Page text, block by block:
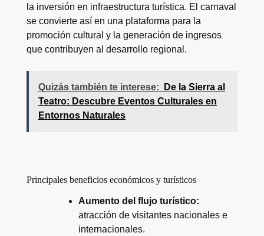
la inversión en infraestructura turística. El carnaval
se convierte así en una plataforma para la
promoción cultural y la generación de ingresos
que contribuyen al desarrollo regional.
Quizás también te interese:
De la Sierra al
Teatro: Descubre Eventos Culturales en
Entornos Naturales
Principales beneficios económicos y turísticos
Aumento del flujo turístico:
atracción de visitantes nacionales e
internacionales.